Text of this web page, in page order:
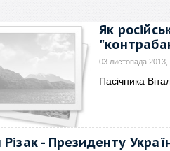
Як
03 листопада 2013,
Пасічника
Різак - Президенту